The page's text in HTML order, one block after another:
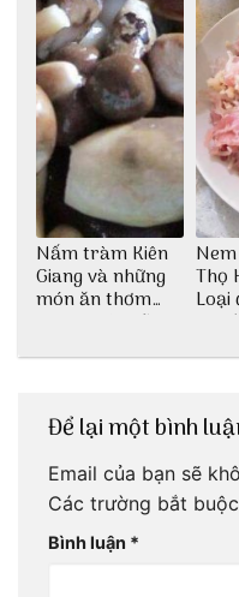
Nấm tràm Kiên
Giang và những
món ăn thơm
ngon khó cưỡng
Thọ
Loại
nghiện
Để lại một bình
Email của bạn sẽ
Các trường bắt
Bình luận *